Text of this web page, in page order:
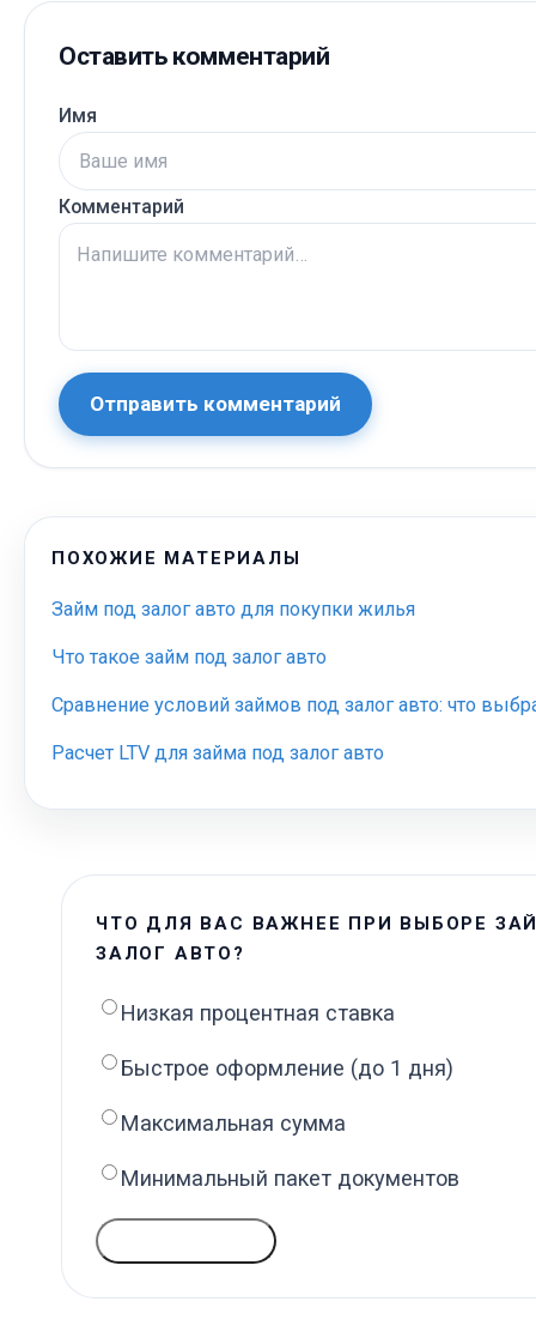
Оставить комментарий
Имя
Комментарий
Отправить комментарий
ПОХОЖИЕ МАТЕРИАЛЫ
Займ под залог авто для покупки жилья
Что такое займ под залог авто
Сравнение условий займов под залог авто: что
Расчет LTV для займа под залог авто
ЧТО ДЛЯ ВАС ВАЖНЕЕ ПРИ ВЫБОРЕ
ЗАЛОГ АВТО?
Низкая процентная ставка
Быстрое оформление (до 1 дня)
Максимальная сумма
Минимальный пакет документов